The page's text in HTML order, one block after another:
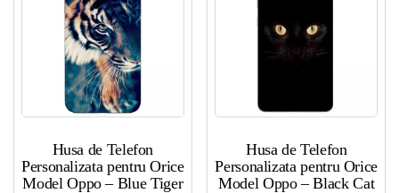
Husa de Telefon
Personalizata pentru Orice
Model Oppo – Blue Tiger
Husa de Telefon
Personalizata pentru Orice
Model Oppo – Black Cat